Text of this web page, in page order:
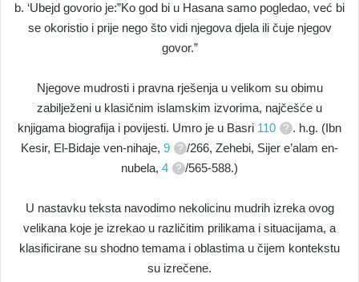
b. ‘Ubejd govorio je:”Ko god bi u Hasana samo pogledao, već bi
se okoristio i prije nego što vidi njegova djela ili čuje njegov
govor.”
Njegove mudrosti i pravna rješenja u velikom su obimu
zabilježeni u klasičnim islamskim izvorima, najčešće u
knjigama biografija i povijesti. Umro je u Basri 110
. h.g. (Ibn
Kesir, El-Bidaje ven-nihaje, 9
/266, Zehebi, Sijer e’alam en-
nubela, 4 /565-588.)
U nastavku teksta navodimo nekolicinu mudrih izreka ovog
velikana koje je izrekao u različitim prilikama i situacijama, a
klasificirane su shodno temama i oblastima u čijem kontekstu
su izrečene.